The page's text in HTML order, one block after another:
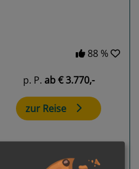
88 %
p. P. ab€ 3.770,-
zur Reise
Terminübersicht